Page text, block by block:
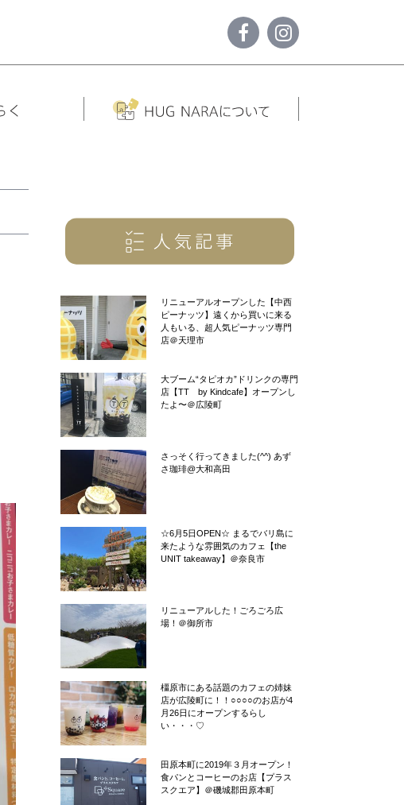
リニューアルオープンした【中西
ピーナッツ】遠くから買いに来る
人もいる、超人気ピーナッツ専門
店＠天理市
大ブーム“タピオカ”ドリンクの専門
店【TT by Kindcafe】オープンし
たよ〜＠広陵町
さっそく行ってきました(^^) あず
さ珈琲@大和高田
☆6月5日OPEN☆ まるでバリ島に
来たような雰囲気のカフェ【the
UNIT takeaway】＠奈良市
リニューアルした！ごろごろ広
場！＠御所市
橿原市にある話題のカフェの姉妹
店が広陵町に！！○○○○のお店が4
月26日にオープンするらし
い・・・♡
田原本町に2019年３月オープン！
食パンとコーヒーのお店【プラス
スクエア】＠磯城郡田原本町